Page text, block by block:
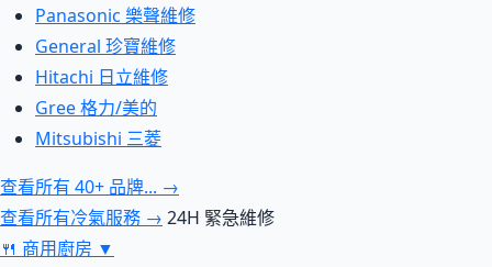
Panasonic 樂聲維修
General 珍寶維修
Hitachi 日立維修
Gree 格力/美的
Mitsubishi 三菱
查看所有 40+ 品牌... →
查看所有冷氣服務 → 24H 緊急維修
🍴 商用廚房 ▼